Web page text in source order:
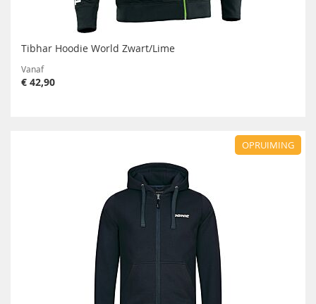
Tibhar Hoodie World Zwart/Lime
Vanaf
€ 42,90
OPRUIMING